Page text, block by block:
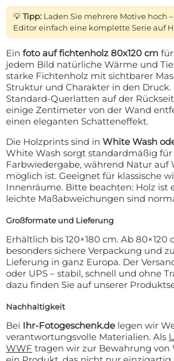
💡Tipp: Laden Sie mehrere Motive hoch
Editor einfach eine komplette Serie auf
Ein foto auf fichtenholz 80x120 cm für
jedem Bild natürliche Wärme und
starke Fichtenholz mit sichtbarer
Struktur und Charakter in den Druck.
Standard-Querlatten auf der
einige Zentimeter von der Wand
einen eleganten Schatteneffekt.
Die Holzprints sind in White Wash
White Wash sorgt standardmäßig für
Farbwiedergabe, während Natur auf
möglich ist. Geeignet für klassische
Innenräume. Bitte beachten: Holz ist
leichte Maßabweichungen sind
Großformate und Lieferung
Erhältlich bis 120×180 cm. Ab
besonders sichere Verpackung und
Lieferung in ganz Europa. Der
oder UPS – stabil, schnell und ohne
dazu finden Sie auf unserer
Nachhaltigkeit
Bei Ihr-Fotogeschenk.de legen wir
verantwortungsvolle Materialien. Als
WWF tragen wir zur Bewahrung von